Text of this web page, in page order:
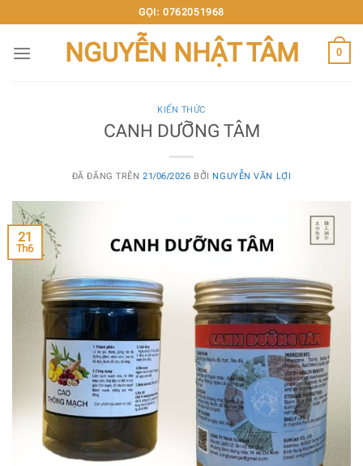
đến
nội
GỌI: 0762051968
NGUYỄN NHẬT TÂM 0
KIẾN THỨC
CANH DƯỠNG TÂM
ĐÃ ĐĂNG TRÊN 21/06/2026 BỞI NGUYỄN VĂN LỢI
21
Th6